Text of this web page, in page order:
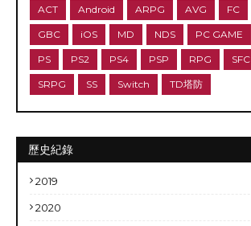
ACT Android ARPG AVG FC
GBC iOS MD NDS PC GAME
PS PS2 PS4 PSP RPG SFC
SRPG SS Switch TD塔防
歷史紀錄
2019
2020